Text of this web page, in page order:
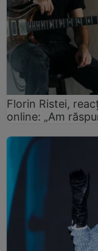
Florin Ristei,
online: „Am